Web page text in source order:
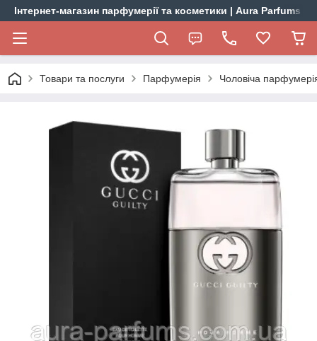
Інтернет-магазин парфумерії та косметики | Aura Parfums
Товари та послуги Парфумерія Чоловіча